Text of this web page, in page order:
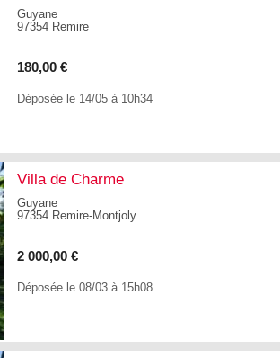
Guyane
97354 Remire
180,00 €
Déposée le 14/05 à 10h34
Villa de Charme
Guyane
97354 Remire-Montjoly
2 000,00 €
Déposée le 08/03 à 15h08